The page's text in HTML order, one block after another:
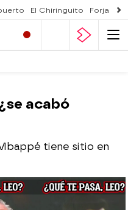
El Chiringuito Forjado
acabó
tiene sitio en